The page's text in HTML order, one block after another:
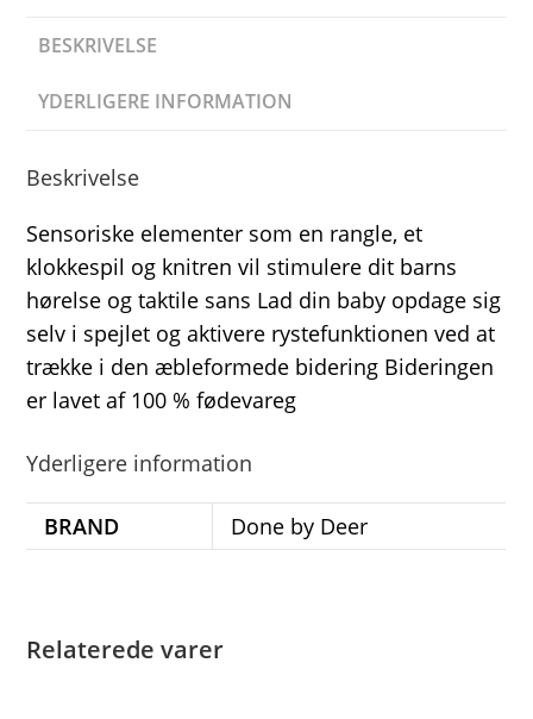
BESKRIVELSE
YDERLIGERE INFORMATION
Beskrivelse
Sensoriske elementer som en rangle, et
klokkespil og knitren vil stimulere dit barns
hørelse og taktile sans Lad din baby opdage sig
selv i spejlet og aktivere rystefunktionen ved at
trække i den æbleformede bidering Bideringen
er lavet af 100 % fødevareg
Yderligere information
BRAND Done by Deer
Relaterede varer